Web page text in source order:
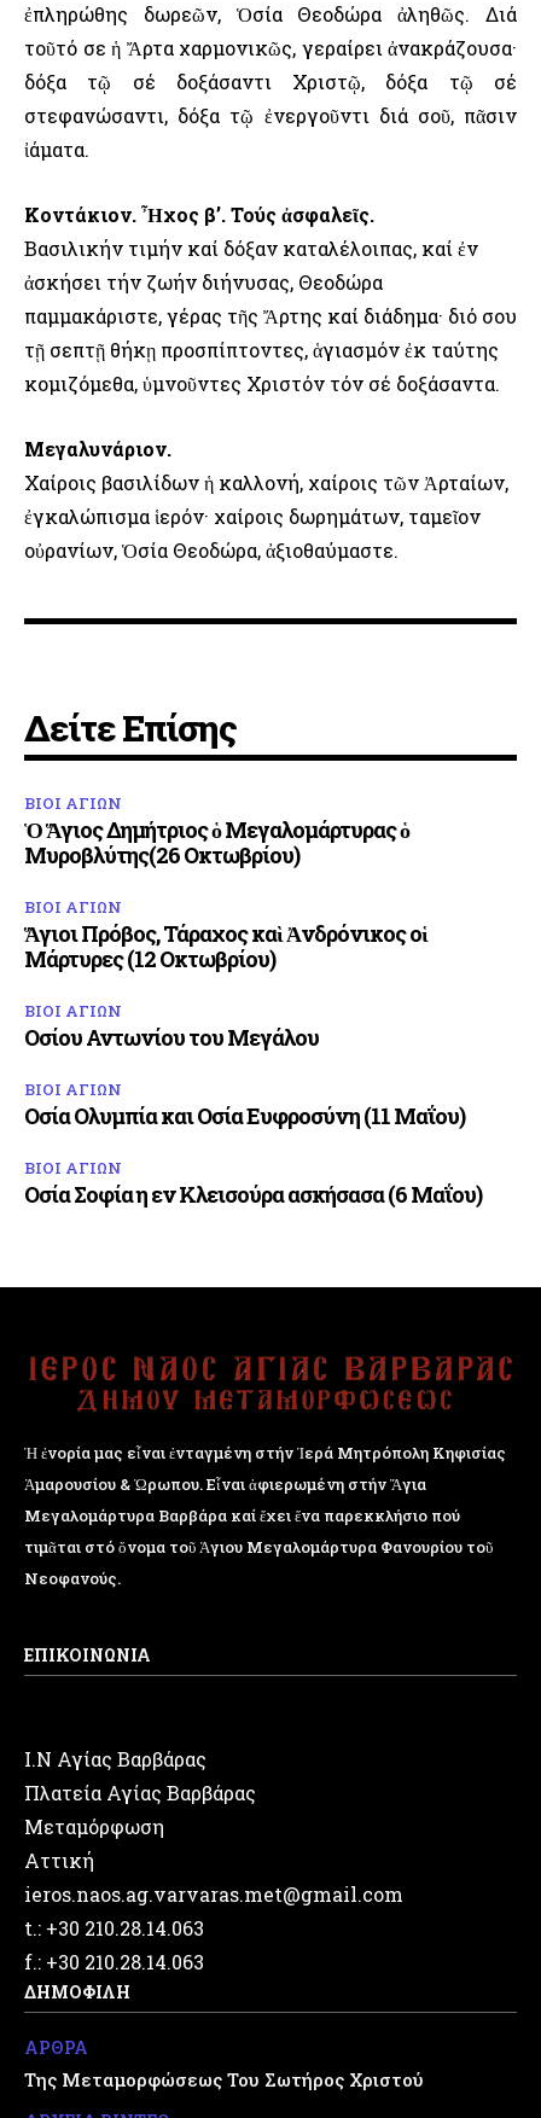
ἐπληρώθης δωρεῶν, Ὁσία Θεοδώρα ἀληθῶς. Διά
τοῦτό σε ἡ Ἄρτα χαρμονικῶς, γεραίρει ἀνακράζουσα·
δόξα τῷ σέ δοξάσαντι Χριστῷ, δόξα τῷ σέ
στεφανώσαντι, δόξα τῷ ἐνεργοῦντι διά σοῦ, πᾶσιν
ἰάματα.
Κοντάκιον. Ἦχος β’. Τούς ἀσφαλεῖς.
Βασιλικήν τιμήν καί δόξαν καταλέλοιπας, καί ἐν
ἀσκήσει τήν ζωήν διήνυσας, Θεοδώρα
παμμακάριστε, γέρας τῆς Ἄρτης καί διάδημα· διό σου
τῇ σεπτῇ θήκῃ προσπίπτοντες, ἁγιασμόν ἐκ ταύτης
κομιζόμεθα, ὑμνοῦντες Χριστόν τόν σέ δοξάσαντα.
Μεγαλυνάριον.
Χαίροις βασιλίδων ἡ καλλονή, χαίροις τῶν Ἀρταίων,
ἐγκαλώπισμα ἱερόν· χαίροις δωρημάτων, ταμεῖον
οὐρανίων, Ὁσία Θεοδώρα, ἀξιοθαύμαστε.
Δείτε Επίσης
ΒΙΟΙ ΑΓΙΩΝ
Ὁ Ἅγιος Δημήτριος ὁ Μεγαλομάρτυρας ὁ
Μυροβλύτης(26 Οκτωβρίου)
ΒΙΟΙ ΑΓΙΩΝ
Ἅγιοι Πρόβος, Τάραχος καὶ Ἀνδρόνικος οἱ
Μάρτυρες (12 Οκτωβρίου)
ΒΙΟΙ ΑΓΙΩΝ
Οσίου Αντωνίου του Μεγάλου
ΒΙΟΙ ΑΓΙΩΝ
Οσία Ολυμπία και Οσία Ευφροσύνη (11 Μαΐου)
ΒΙΟΙ ΑΓΙΩΝ
Οσία Σοφία η εν Κλεισούρα ασκήσασα (6 Μαΐου)
Ἡ ἐνορία μας εἶναι ἐνταγμένη στήν Ἱερά Μητρόπολη Κηφισίας
Ἁμαρουσίου & Ὠρωπου. Εἶναι ἀφιερωμένη στήν Ἅγια
Μεγαλομάρτυρα Βαρβάρα καί ἔχει ἕνα παρεκκλήσιο πού
τιμᾶται στό ὄνομα τοῦ Ἁγιου Μεγαλομάρτυρα Φανουρίου τοῦ
Νεοφανούς.
ΕΠΙΚΟΙΝΩΝΙΑ
Ι.Ν Αγίας Βαρβάρας
Πλατεία Αγίας Βαρβάρας
Μεταμόρφωση
Αττική
ieros.naos.ag.varvaras.met@gmail.com
t.: +30 210.28.14.063
f.: +30 210.28.14.063
ΔΗΜΟΦΙΛΗ
ΑΡΘΡΑ
Της Μεταμορφώσεως Του Σωτήρος Χριστού